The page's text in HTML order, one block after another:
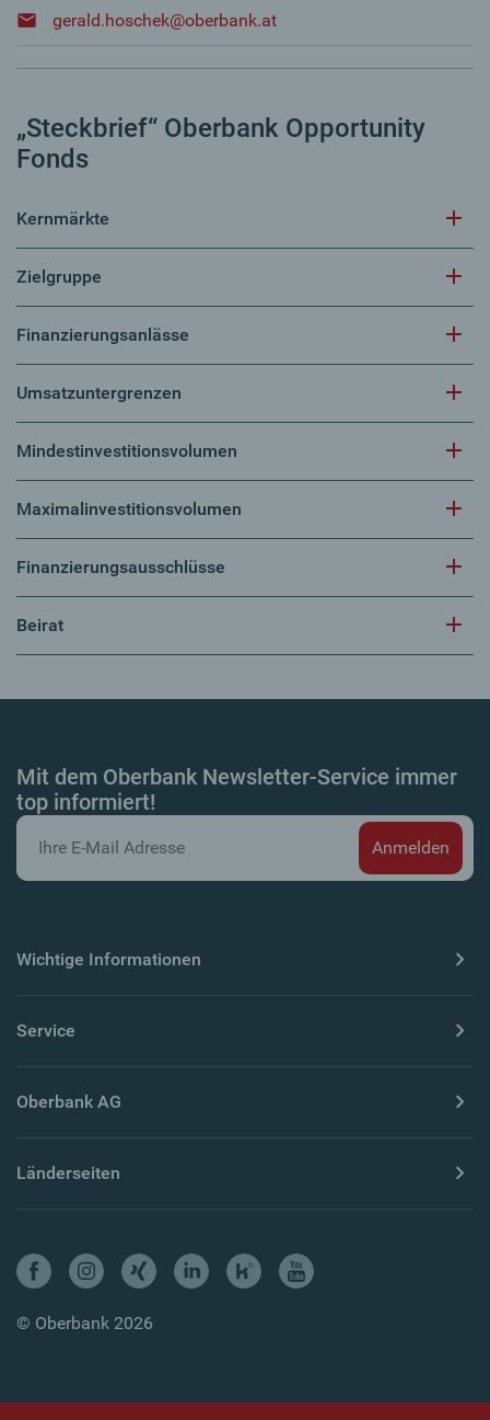
gerald.hoschek@oberbank.at
„Steckbrief“ Oberbank Opportunity
Fonds
Kernmärkte
Zielgruppe
Finanzierungsanlässe
Umsatzuntergrenzen
Mindestinvestitionsvolumen
Maximalinvestitionsvolumen
Finanzierungsausschlüsse
Beirat
Mit dem Oberbank Newsletter-Service immer
top informiert!
Wichtige Informationen
Service
Oberbank AG
Länderseiten
© Oberbank 2026